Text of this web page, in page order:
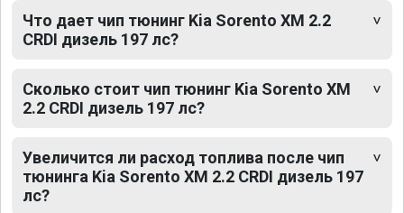
Что дает чип тюнинг Kia Sorento XM 2.2
CRDI дизель 197 лс?
Сколько стоит чип тюнинг Kia Sorento XM
2.2 CRDI дизель 197 лс?
Увеличится ли расход топлива после чип
тюнинга Kia Sorento XM 2.2 CRDI дизель 197
лс?